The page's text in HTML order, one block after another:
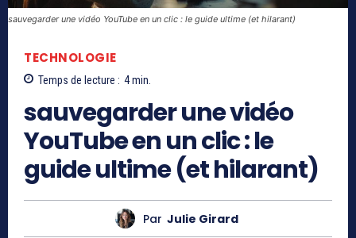
sauvegarder une vidéo YouTube en un clic : le guide ultime (et hilarant)
TECHNOLOGIE
Temps de lecture : 4min.
sauvegarder une vidéo
YouTube en un clic : le
guide ultime (et hilarant)
Par Julie Girard